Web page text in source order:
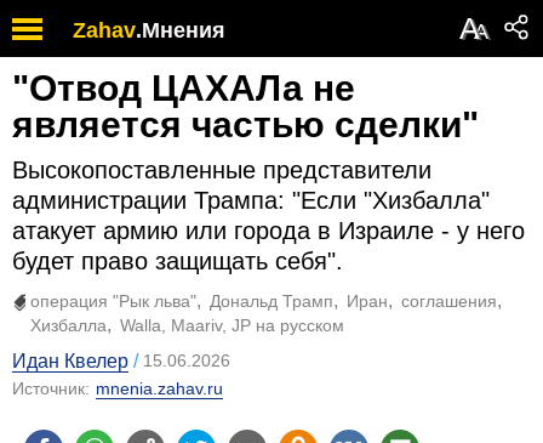
Zahav.Мнения АА
"Отвод ЦАХАЛа не
является частью сделки"
Высокопоставленные представители
администрации Трампа: "Если "Хизбалла"
атакует армию или города в Израиле - у него
будет право защищать себя".
операция "Рык льва" Дональд Трамп Иран
соглашения
Хизбалла
Walla, Maariv, JP на русском
Идан Квелер
15.06.2026
Источник: mnenia.zahav.ru